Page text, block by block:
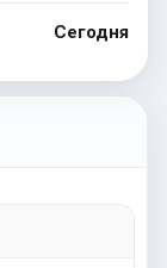
Сегодня